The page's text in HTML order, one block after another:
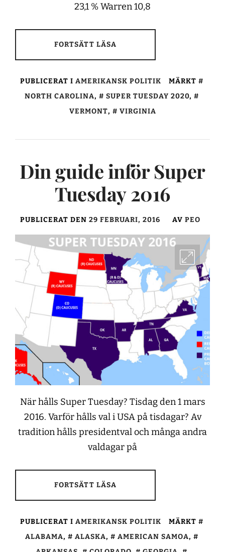
23,1 % Warren 10,8
FORTSÄTT LÄSA
PUBLICERAT I AMERIKANSK POLITIK
MÄRKT
NORTH CAROLINA, SUPER TUESDAY 2020,
VERMONT, VIRGINIA
Din guide inför Super
Tuesday 2016
PUBLICERAT DEN 29 FEBRUARI, 2016 AV PEO
När hålls Super Tuesday? Tisdag den 1 mars
2016. Varför hålls val i USA på tisdagar? Av
tradition hålls presidentval och många andra
valdagar på
FORTSÄTT LÄSA
PUBLICERAT I AMERIKANSK POLITIK
MÄRKT
ALABAMA, ALASKA, AMERICAN SAMOA,